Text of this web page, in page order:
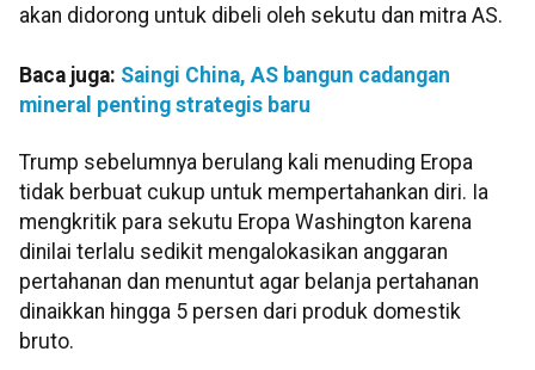
akan didorong untuk dibeli oleh sekutu dan mitra AS.
Baca juga: Saingi China, AS bangun cadangan
mineral penting strategis baru
Trump sebelumnya berulang kali menuding Eropa
tidak berbuat cukup untuk mempertahankan diri. Ia
mengkritik para sekutu Eropa Washington karena
dinilai terlalu sedikit mengalokasikan anggaran
pertahanan dan menuntut agar belanja pertahanan
dinaikkan hingga 5 persen dari produk domestik
bruto.